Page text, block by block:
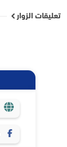
تعليقات الزوار